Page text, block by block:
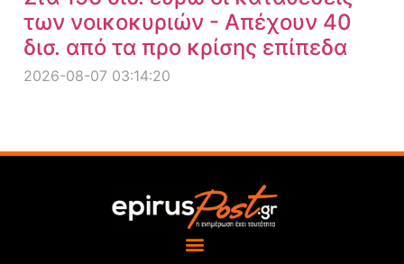
των νοικοκυριών - Απέχουν 40
δισ. από τα προ κρίσης επίπεδα
2026-08-07 03:14:20